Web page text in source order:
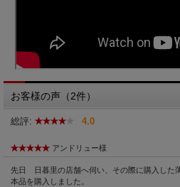
お客様の声（2件）
総評: 4.0
アンドリュー様
先日 日暮里の店舗へ伺い、その際に購入した
本品を購入しました。